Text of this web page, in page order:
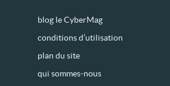
blog le CyberMag
conditions d’utilisation
plan du site
qui sommes-nous